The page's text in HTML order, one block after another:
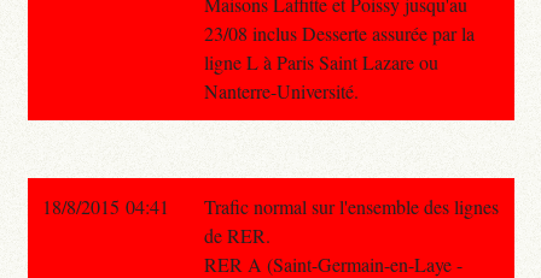
23/08 inclus Desserte assurée par la
ligne L à Paris Saint Lazare ou
Nanterre-Université.
18/8/2015 04:41
Trafic normal sur l'ensemble des lignes
de RER.
RER A (Saint-Germain-en-Laye -